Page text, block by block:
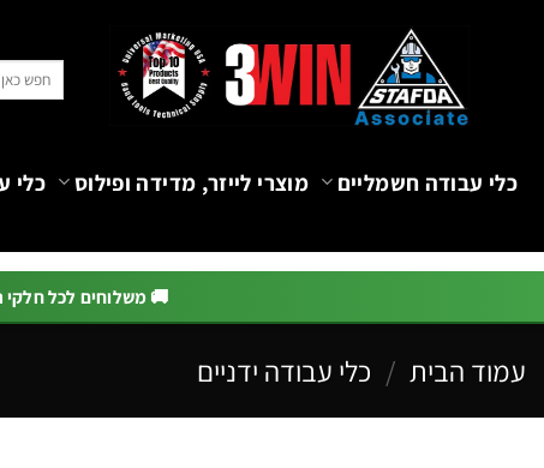
כלי עבודה חשמליים מוצרי לייזר, מדידה ופילוס כלי
🚚 משלוחים לכל חלקי
עמוד הבית / כלי עבודה ידניים